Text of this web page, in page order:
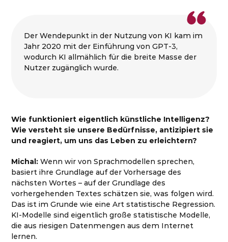
Der Wendepunkt in der Nutzung von KI kam im
Jahr 2020 mit der Einführung von GPT-3,
wodurch KI allmählich für die breite Masse der
Nutzer zugänglich wurde.
Wie funktioniert eigentlich künstliche Intelligenz?
Wie versteht sie unsere Bedürfnisse, antizipiert sie
und reagiert, um uns das Leben zu erleichtern?
Michal: Wenn wir von Sprachmodellen sprechen,
basiert ihre Grundlage auf der Vorhersage des
nächsten Wortes – auf der Grundlage des
vorhergehenden Textes schätzen sie, was folgen wird.
Das ist im Grunde wie eine Art statistische Regression.
KI-Modelle sind eigentlich große statistische Modelle,
die aus riesigen Datenmengen aus dem Internet
lernen.